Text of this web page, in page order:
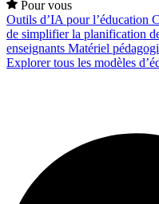
Pour vous
Outils d’IA pour l’éducation
de simplifier la planification
enseignants Matériel
Explorer tous les modèles